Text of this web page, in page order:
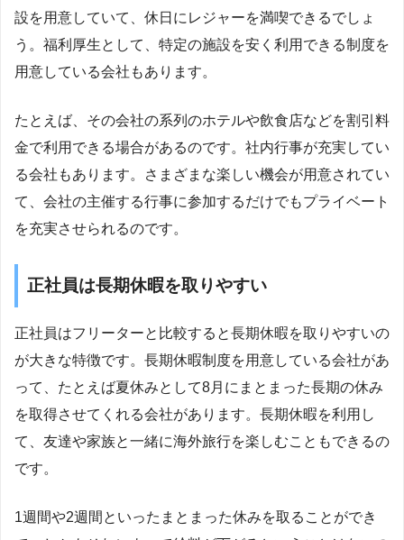
設を用意していて、休日にレジャーを満喫できるでしょ
う。福利厚生として、特定の施設を安く利用できる制度を
用意している会社もあります。
たとえば、その会社の系列のホテルや飲食店などを割引料
金で利用できる場合があるのです。社内行事が充実してい
る会社もあります。さまざまな楽しい機会が用意されてい
て、会社の主催する行事に参加するだけでもプライベート
を充実させられるのです。
正社員は長期休暇を取りやすい
正社員はフリーターと比較すると長期休暇を取りやすいの
が大きな特徴です。長期休暇制度を用意している会社があ
って、たとえば夏休みとして8月にまとまった長期の休み
を取得させてくれる会社があります。長期休暇を利用し
て、友達や家族と一緒に海外旅行を楽しむこともできるの
です。
1週間や2週間といったまとまった休みを取ることができ